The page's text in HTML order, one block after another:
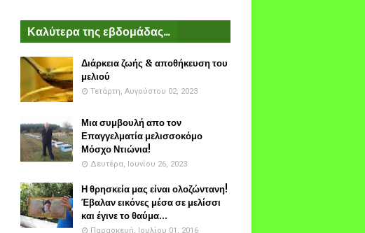
Καλύτερα της εβδομάδας...
Διάρκεια ζωής & αποθήκευση του
μελιού
Τετάρτη, Αυγούστου 02, 2023
Μια συμβουλή απο τον
Επαγγελματία μελισσοκόμο
Μόσχο Ντιώνια!
Δευτέρα, Ιουνίου 26, 2023
Η θρησκεία μας είναι ολοζώντανη!
Έβαλαν εικόνες μέσα σε μελίσσι
και έγινε το θαύμα...
Παρασκευή, Ιουλίου 01, 2016